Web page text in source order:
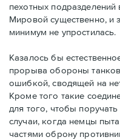
пехотных
Мировой существенно,
минимум не упростилась.
Казалось бы
прорыва обороны
ошибкой, сводящей на
Кроме того такие
для того, чтобы
случаи, когда немцы
частями оброну